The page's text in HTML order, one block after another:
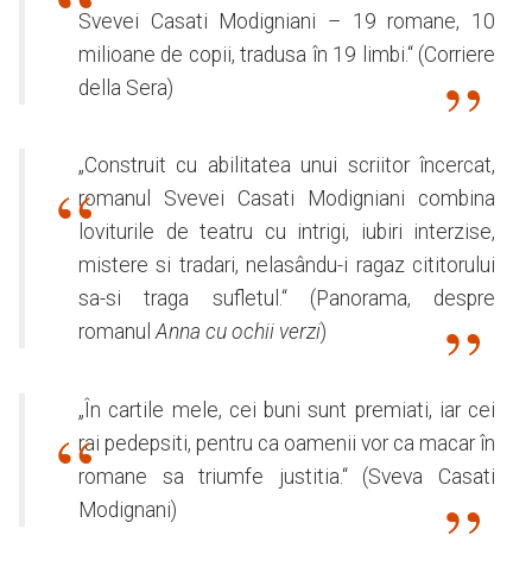
Svevei Casati Modigniani – 19 romane, 10
milioane de copii, tradusa în 19 limbi.“ (Corriere
della Sera)
„Construit cu abilitatea unui scriitor încercat,
romanul Svevei Casati Modigniani combina
loviturile de teatru cu intrigi, iubiri interzise,
mistere si tradari, nelasându-i ragaz cititorului
sa-si traga sufletul.“ (Panorama, despre
romanulAnna cu ochii verzi)
„În cartile mele, cei buni sunt premiati, iar cei
rai pedepsiti, pentru ca oamenii vor ca macar în
romane sa triumfe justitia.“ (Sveva Casati
Modignani)